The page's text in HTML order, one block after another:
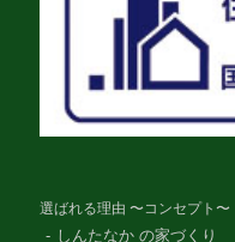
選ばれる理由 〜コンセプト〜
しんたなか の家づくり